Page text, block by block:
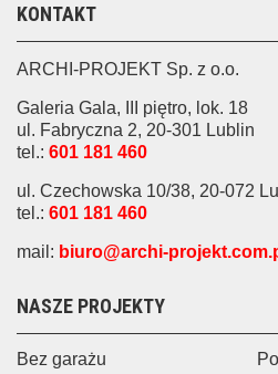
NASZE PROJEKTY
Bez garażu
KONTAKT
ARCHI-PROJEKT Sp. z o.o.
Galeria Gala, III piętro, lok. 18
ul. Fabryczna 2, 20-301 Lublin
tel.: 601 181 460
ul. Czechowska 10/38, 20-072
tel.: 601 181 460
mail: biuro@archi-